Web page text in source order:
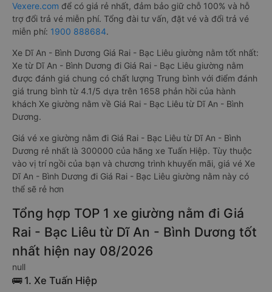
Vexere.com để có giá rẻ nhất, đảm bảo giữ chỗ 100% và hỗ
trợ đổi trả vé miễn phí. Tổng đài tư vấn, đặt vé và đổi trả vé
miễn phí: 1900 888684.
Xe Dĩ An - Bình Dương Giá Rai - Bạc Liêu giường nằm tốt nhất:
Xe từ Dĩ An - Bình Dương đi Giá Rai - Bạc Liêu giường nằm
được đánh giá chung có chất lượng Trung bình với điểm đánh
giá trung bình từ 4.1/5 dựa trên 1658 phản hồi của hành
khách Xe giường nằm về Giá Rai - Bạc Liêu từ Dĩ An - Bình
Dương.
Giá vé xe giường nằm đi Giá Rai - Bạc Liêu từ Dĩ An - Bình
Dương rẻ nhất là 300000 của hãng xe Tuấn Hiệp. Tùy thuộc
vào vị trí ngồi của bạn và chương trình khuyến mãi, giá vé Xe
Dĩ An - Bình Dương đi Giá Rai - Bạc Liêu giường nằm này có
thể sẽ rẻ hơn
Tổng hợp TOP 1 xe giường nằm đi Giá
Rai - Bạc Liêu từ Dĩ An - Bình Dương tốt
nhất hiện nay 08/2026
null
🚌 1. Xe Tuấn Hiệp